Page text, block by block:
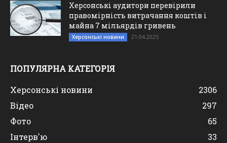
Херсонські аудитори перевірили
правомірність витрачання коштів і
майна 7 мільярдів гривень
Херсонські новини 21.04.2025
ПОПУЛЯРНА КАТЕГОРІЯ
Херсонські новини
2306
Відео
297
Фото
65
Інтерв'ю
33